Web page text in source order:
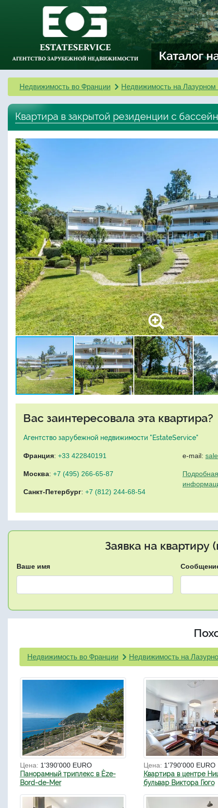
Недвижимость во Франции Недвижимость на Лазурном
Квартира в закрытой резиденции с
Вас заинтересовала эта квартира?
Агентство зарубежной недвижимости "EstateService"
Франция: +33 422840191
Москва: +7 (495) 266-65-87
Санкт-Петербург: +7 (812) 244-68-54
e-mail:
Заявка на квартиру
Ваше имя
Недвижимость во Франции Недвижимость на
Цена: 1'390'000 EURO
Панорамный триплекс в Èze-
Bord-de-Mer
Цена: 1'790'000 EURO
Квартира в центре
бульвар Виктора Гюго